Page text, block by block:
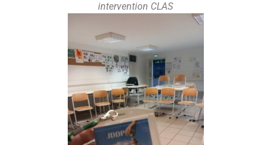
intervention CLAS